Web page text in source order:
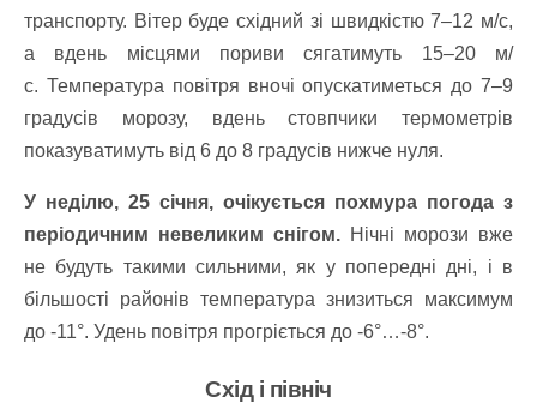
транспорту. Вітер буде східний зі швидкістю 7–12 м/с,
а вдень місцями пориви сягатимуть 15–20 м/
с. Температура повітря вночі опускатиметься до 7–9
градусів морозу, вдень стовпчики термометрів
показуватимуть від 6 до 8 градусів нижче нуля.
У неділю, 25 січня, очікується похмура погода з
періодичним невеликим снігом. Нічні морози вже
не будуть такими сильними, як у попередні дні, і в
більшості районів температура знизиться максимум
до -11°. Удень повітря прогріється до -6°…-8°.
Схід і північ